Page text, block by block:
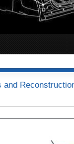
and